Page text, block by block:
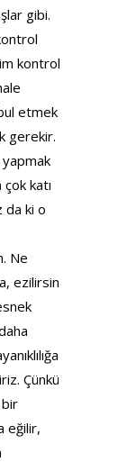
gibi.
kontrol
etmek
gerekir.
katı
da ki o
Ne
ezilirsin
Çünkü
bir
eğilir,